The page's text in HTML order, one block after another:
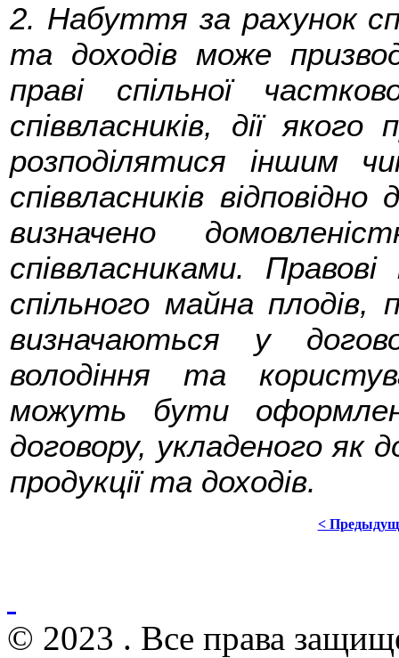
2. Набуття за рахунок
та доходів може
праві спільної
співвласників, дії
розподілятися іншим
співвласників
визначено
співвласниками.
спільного майна плодів,
визначаються у
володіння та
можуть бути
договору, укладеного як
продукції та доходів.
<
© 2023 . Все права